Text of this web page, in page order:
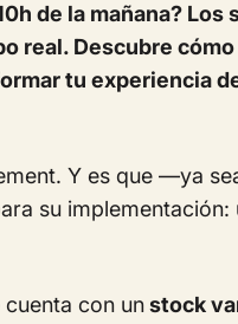
de la mañana?
real. Descubre
tu experiencia
Y es que —ya
su
con unstock